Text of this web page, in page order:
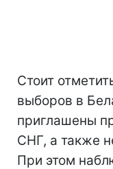
Стоит
выборов в
приглашены
СНГ, а также
При этом